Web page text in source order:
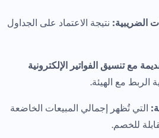
الضريبية: نتيجة الاعتماد على الجداول
مع تنسيق الفواتير الإلكترونية
الربط مع الهيئة.
التي تُظهر إجمالي المبيعات الخاضعة
للخصم.